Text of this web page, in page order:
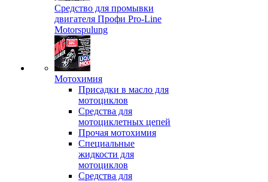
Средство для промывки
двигателя Профи Pro-Line
Motorspulung
Мотохимия
Присадки в масло для
мотоциклов
Средства для
мотоциклетных цепей
Прочая мотохимия
Специальные
жидкости для
мотоциклов
Средства для